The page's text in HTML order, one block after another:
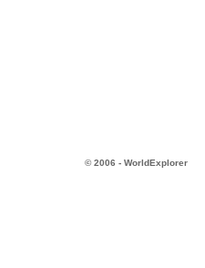
© 2006 - WorldExplorer